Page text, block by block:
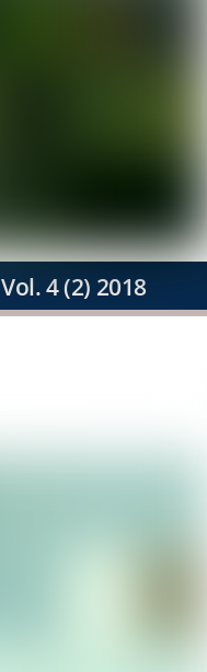
Vol. 4 (2) 2018